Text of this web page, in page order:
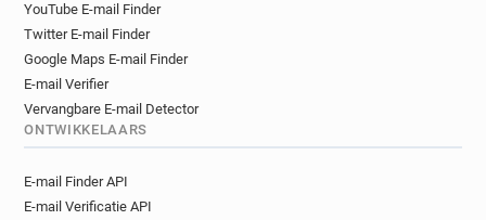
YouTube E-mail Finder
Twitter E-mail Finder
Google Maps E-mail Finder
E-mail Verifier
Vervangbare E-mail Detector
ONTWIKKELAARS
E-mail Finder API
E-mail Verificatie API